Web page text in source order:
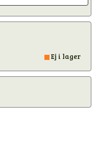
Ej i lager